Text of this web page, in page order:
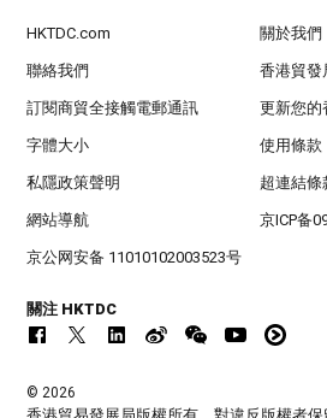
HKTDC.com 關於我們
聯絡我們 香港貿發
訂閱商貿全接觸電郵通訊 更新您的
字體大小 使用條款
私隱政策聲明 超連結條
網站導航 京ICP备
京公网安备 11010102003523号
關注 HKTDC
© 2026